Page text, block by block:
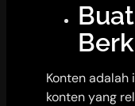
Konten adalah
konten yang